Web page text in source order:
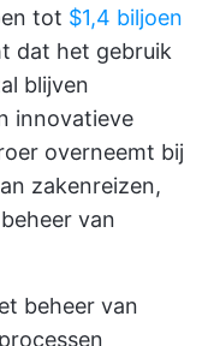
tot $1,4 biljoen
dat het gebruik
blijven
innovatieve
overneemt bij
zakenreizen,
van
beheer van